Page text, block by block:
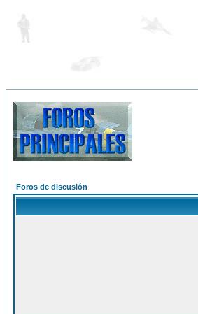
Foros de discusión